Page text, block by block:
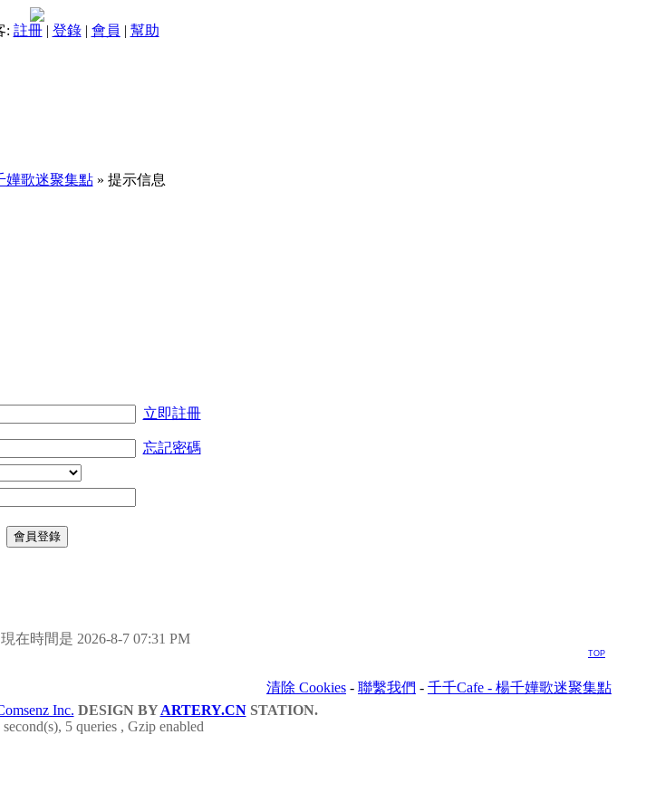
: 註冊| 登錄| 會員 | 幫助
嬅歌迷聚集點» 提示信息
立即註冊
忘記密碼
在時間是 2026-8-7 07:31 PM
TOP
清除 Cookies - 聯繫我們 - 千千Cafe - 楊千嬅歌迷聚集點
Inc. DESIGN BY ARTERY.CNSTATION.
5 queries , Gzip enabled